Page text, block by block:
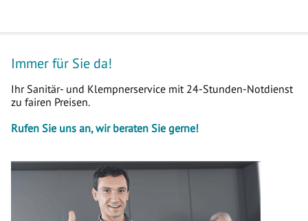
Immer für Sie da!
Ihr Sanitär- und Klempnerservice mit 24-Stunden-Notdienst
zu fairen Preisen.
Rufen Sie uns an, wir beraten Sie gerne!